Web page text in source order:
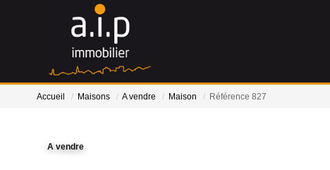
Accueil Maisons A vendre Maison Référence 827
A vendre